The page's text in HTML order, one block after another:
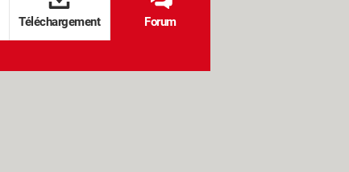
Téléchargement Forum